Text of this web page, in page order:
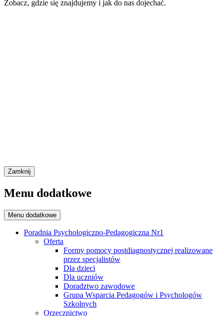
Zobacz, gdzie się znajdujemy i jak do nas dojechać.
Zamknij
Menu dodatkowe
Menu dodatkowe
Poradnia Psychologiczno-Pedagogiczna Nr1
Oferta
Formy pomocy postdiagnostycznej realizowane
przez specjalistów
Dla dzieci
Dla uczniów
Doradztwo zawodowe
Grupa Wsparcia Pedagogów i Psychologów
Szkolnych
Orzecznictwo